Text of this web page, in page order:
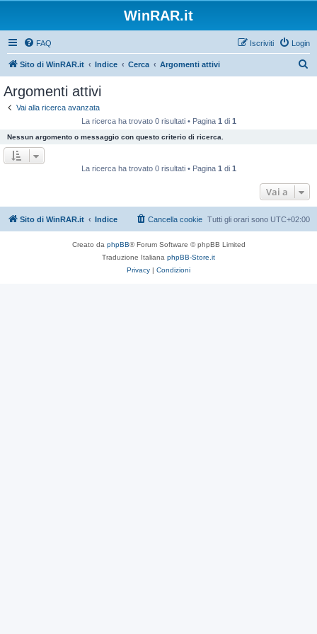
WinRAR.it
FAQ Login
Iscriviti
Sito di WinRAR.it Indice Cerca Argomenti attivi
Argomenti attivi
Vai alla ricerca avanzata
La ricerca ha trovato 0 risultati • Pagina 1 di 1
Nessun argomento o messaggio con questo criterio di ricerca.
La ricerca ha trovato 0 risultati • Pagina 1 di 1
Vai a
Sito di WinRAR.it Indice Tutti gli orari sono UTC+02:00
Cancella cookie
Creato da phpBB® Forum Software © phpBB Limited
Traduzione Italiana phpBB-Store.it
Privacy | Condizioni